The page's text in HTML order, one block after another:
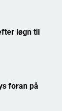
løgn til
foran på